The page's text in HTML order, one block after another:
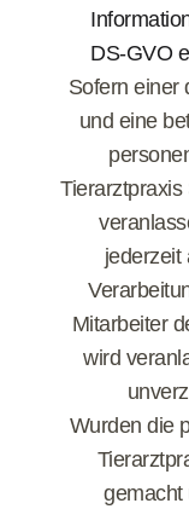
DS-GVO
Sofern einer
und eine
jederzeit
Mitarbeiter
wird
Wurden die
gemacht